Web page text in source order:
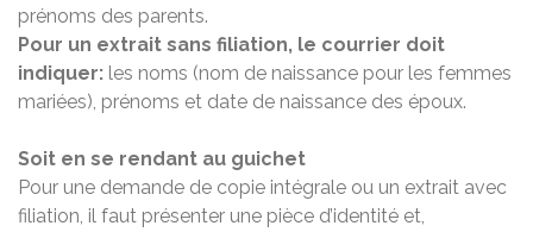
prénoms des parents.
Pour un extrait sans filiation, le courrier doit
indiquer: les noms (nom de naissance pour les femmes
mariées), prénoms et date de naissance des époux.
Soit en se rendant au guichet
Pour une demande de copie intégrale ou un extrait avec
filiation, il faut présenter une pièce d’identité et,